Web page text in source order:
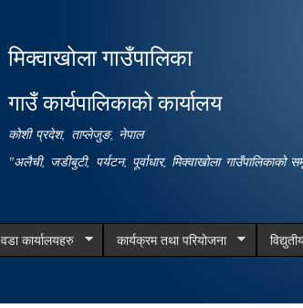
मिक्वाखोला गाउँपालिका
गाउँ कार्यपालिकाको कार्यालय
कोशी प्रदेश, ताप्लेजुङ, नेपाल
"अलैची, जडीबुटी, पर्यटन, पूर्वाधार, मिक्वाखोला गाउँपालिकाको
वडा कार्यालयहरु कार्यक्रम तथा परियोजना